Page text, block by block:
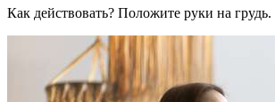
Как действовать? Положите руки на